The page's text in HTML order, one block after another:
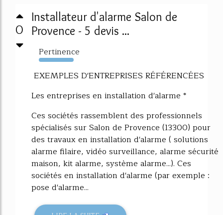
0
Installateur d'alarme Salon de
Provence - 5 devis ...
Pertinence
11241%
EXEMPLES D'ENTREPRISES RÉFÉRENCÉES
Les entreprises en installation d'alarme *
Ces sociétés rassemblent des professionnels
spécialisés sur Salon de Provence (13300) pour
des travaux en installation d'alarme ( solutions
alarme filaire, vidéo surveillance, alarme sécurité
maison, kit alarme, système alarme...). Ces
sociétés en installation d'alarme (par exemple :
pose d'alarme...